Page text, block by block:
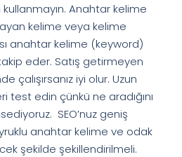
Anahtar kelime
kelime veya kelime
anahtar kelime (keyword)
takip eder. Satış getirmeyen
çalışırsanız iyi olur. Uzun
test edin çünkü ne aradığını
SEO’nuz geniş
anahtar kelime ve odak
şekilde şekillendirilmeli.